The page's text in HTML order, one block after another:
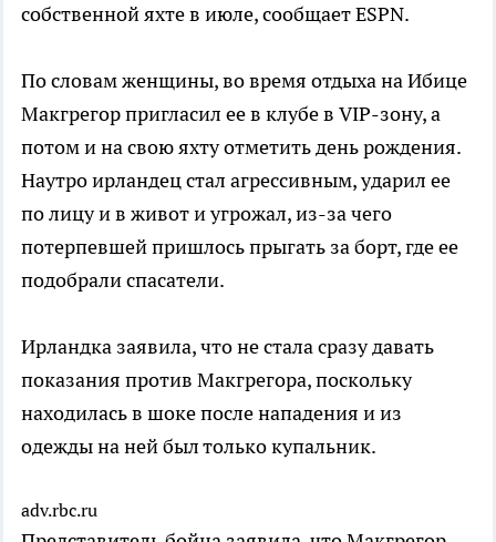
собственной яхте в июле, сообщает ESPN.
По словам женщины, во время отдыха на Ибице
Макгрегор пригласил ее в клубе в VIP-зону, а
потом и на свою яхту отметить день рождения.
Наутро ирландец стал агрессивным, ударил ее
по лицу и в живот и угрожал, из-за чего
потерпевшей пришлось прыгать за борт, где ее
подобрали спасатели.
Ирландка заявила, что не стала сразу давать
показания против Макгрегора, поскольку
находилась в шоке после нападения и из
одежды на ней был только купальник.
adv.rbc.ru